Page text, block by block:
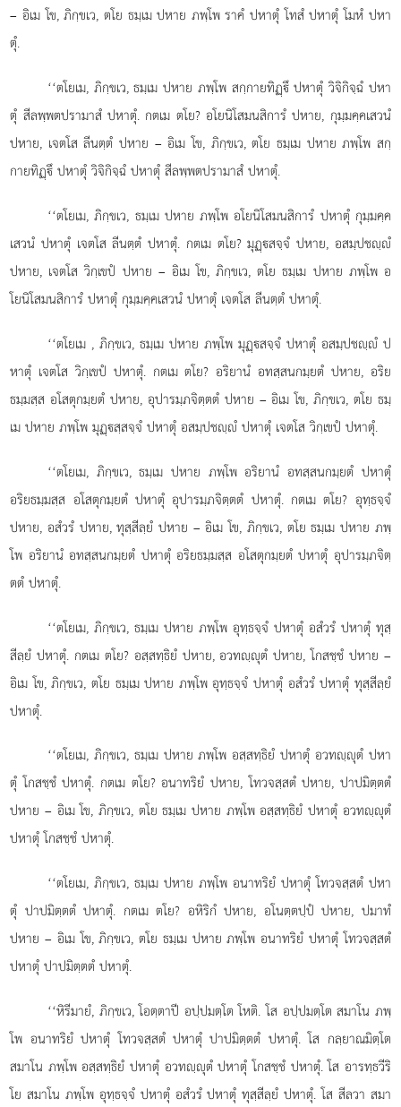
– อิเม โข, ภิกฺขเว, ตโย ธมฺเม ปหาย ภพฺโพ ราคํ ปหาตุํ โทสํ ปหาตุํ โมหํ ปหา
ตุํ.
‘‘ตโยเม, ภิกฺขเว, ธมฺเม ปหาย ภพฺโพ สกฺกายทิฏฺึ ปหาตุํ วิจิกิจฺฉํ ปหา
ตุํ สีลพฺพตปรามาสํ ปหาตุํ. กตเม ตโย? อโยนิโสมนสิการํ ปหาย, กุมฺมคฺคเสวนํ
ปหาย, เจตโส ลีนตฺตํ ปหาย – อิเม โข, ภิกฺขเว, ตโย ธมฺเม ปหาย ภพฺโพ สกฺ
กายทิฏฺึ ปหาตุํ วิจิกิจฺฉํ ปหาตุํ สีลพฺพตปรามาสํ ปหาตุํ.
‘‘ตโยเม, ภิกฺขเว, ธมฺเม ปหาย ภพฺโพ อโยนิโสมนสิการํ ปหาตุํ กุมฺมคฺค
เสวนํ ปหาตุํ เจตโส ลีนตฺตํ ปหาตุํ. กตเม ตโย? มุฏฺสจฺจํ ปหาย, อสมฺปชฺํ
ปหาย, เจตโส วิกฺเขปํ ปหาย – อิเม โข, ภิกฺขเว, ตโย ธมฺเม ปหาย ภพฺโพ อ
โยนิโสมนสิการํ ปหาตุํ กุมฺมคฺคเสวนํ ปหาตุํ เจตโส ลีนตฺตํ ปหาตุํ.
‘‘ตโยเม , ภิกฺขเว, ธมฺเม ปหาย ภพฺโพ มุฏฺสจฺจํ ปหาตุํ อสมฺปชฺํ ป
หาตุํ เจตโส วิกฺเขปํ ปหาตุํ. กตเม ตโย? อริยานํ อทสฺสนกมฺยตํ ปหาย, อริย
ธมฺมสฺส อโสตุกมฺยตํ ปหาย, อุปารมฺภจิตฺตตํ ปหาย – อิเม โข, ภิกฺขเว, ตโย ธมฺ
เม ปหาย ภพฺโพ มุฏฺสฺสจฺจํ ปหาตุํ อสมฺปชฺํ ปหาตุํ เจตโส วิกฺเขปํ ปหาตุํ.
‘‘ตโยเม, ภิกฺขเว, ธมฺเม ปหาย ภพฺโพ อริยานํ อทสฺสนกมฺยตํ ปหาตุํ
อริยธมฺมสฺส อโสตุกมฺยตํ ปหาตุํ อุปารมฺภจิตฺตตํ ปหาตุํ. กตเม ตโย? อุทฺธจฺจํ
ปหาย, อสํวรํ ปหาย, ทุสฺสีลฺยํ ปหาย – อิเมโข, ภิกฺขเว, ตโย ธมฺเม ปหาย ภพฺ
โพ อริยานํ อทสฺสนกมฺยตํ ปหาตุํ อริยธมฺมสฺส อโสตุกมฺยตํ ปหาตุํ อุปารมฺภจิตฺ
ตตํ ปหาตุํ.
‘‘ตโยเม, ภิกฺขเว, ธมฺเม ปหาย ภพฺโพ อุทฺธจฺจํ ปหาตุํ อสํวรํ ปหาตุํ ทุสฺ
สีลฺยํ ปหาตุํ. กตเม ตโย? อสฺสทฺธิยํ ปหาย, อวทฺุตํ ปหาย, โกสชฺชํ ปหาย –
อิเม โข, ภิกฺขเว, ตโย ธมฺเม ปหาย ภพฺโพ อุทฺธจฺจํ ปหาตุํ อสํวรํ ปหาตุํ ทุสฺสีลฺยํ
ปหาตุํ.
‘‘ตโยเม, ภิกฺขเว, ธมฺเม ปหาย ภพฺโพ อสฺสทฺธิยํ ปหาตุํ อวทฺุตํ ปหา
ตุํ โกสชฺชํปหาตุํ. กตเม ตโย? อนาทริยํ ปหาย, โทวจสฺสตํ ปหาย, ปาปมิตฺตตํ
ปหาย – อิเม โข, ภิกฺขเว, ตโย ธมฺเมปหาย ภพฺโพ อสฺสทฺธิยํ ปหาตุํ อวทฺุตํ
ปหาตุํ โกสชฺชํ ปหาตุํ.
‘‘ตโยเม, ภิกฺขเว, ธมฺเม ปหาย ภพฺโพ อนาทริยํ ปหาตุํ โทวจสฺสตํ ปหา
ตุํ ปาปมิตฺตตํ ปหาตุํ. กตเม ตโย? อหิริกํ ปหาย, อโนตฺตปฺปํ ปหาย, ปมาทํ
ปหาย – อิเม โข, ภิกฺขเว, ตโย ธมฺเม ปหาย ภพฺโพ อนาทริยํ ปหาตุํ โทวจสฺสตํ
ปหาตุํ ปาปมิตฺตตํ ปหาตุํ.
‘‘หิรีมายํ, ภิกฺขเว, โอตฺตาปี อปฺปมตฺโต โหติ. โส อปฺปมตฺโต สมาโน ภพฺ
โพ อนาทริยํ ปหาตุํ โทวจสฺสตํ ปหาตุํ ปาปมิตฺตตํ ปหาตุํ. โส กลฺยาณมิตฺโต
สมาโน ภพฺโพ อสฺสทฺธิยํ ปหาตุํ อวทฺุตํ ปหาตุํ โกสชฺชํ ปหาตุํ. โส อารทฺธวีริ
โย สมาโน ภพฺโพ อุทฺธจฺจํ ปหาตุํ อสํวรํ ปหาตุํ ทุสฺสีลฺยํ ปหาตุํ. โส สีลวา สมา